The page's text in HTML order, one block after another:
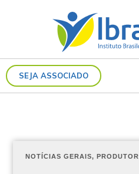
SEJA ASSOCIADO
NOTÍCIAS GERAIS,PRODUTOR